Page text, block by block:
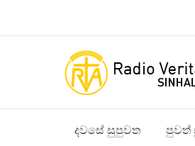
දවසේ සුපුවත පුවත්